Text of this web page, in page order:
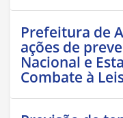
Prefeitura de
ações de
Nacional e
Combate à